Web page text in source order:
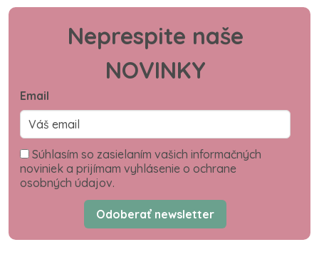
Neprespite naše
NOVINKY
Email
Súhlasím so zasielaním vašich informačných
noviniek a prijímam vyhlásenie o ochrane
osobných údajov.
Odoberať newsletter